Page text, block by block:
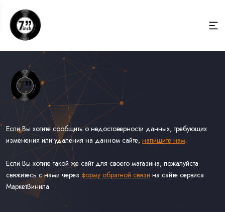
Если Вы хотите сообщить о недостоверности данных, требующих
изменения или удаления на данном сайте, напишите нам.
Если Вы хотите такой же сайт для своего магазина, пожалуйста
свяжитесь с нами через форму обратной связи на сайте сервиса
МаркетВинила.
Весь Каталог Винила на 7''